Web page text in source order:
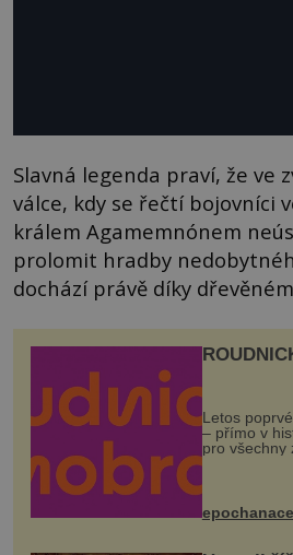
Slavná legenda praví, že ve
válce, kdy se řečtí bojovníci
králem Agamemnónem
prolomit hradby
dochází právě díky
Letos
– přímo v
pro všechny
program se
mohou těšit